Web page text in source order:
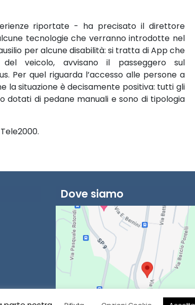
riportate - ha precisato il direttore
tecnologie che verranno introdotte nel
per alcune disabilità: si tratta di App che
veicolo, avvisano il passeggero sul
Per quel riguarda l’accesso alle persone a
la situazione è decisamente positiva: tutti gli
dotati di pedane manuali e sono di tipologia
Dove siamo